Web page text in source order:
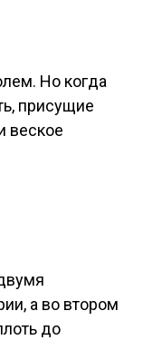
Но когда
присущие
веское
а во втором
до